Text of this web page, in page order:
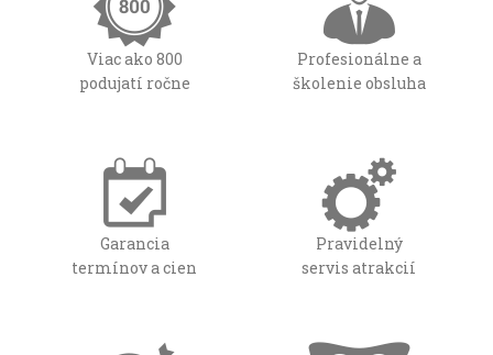
Viac ako 800
podujatí ročne
Profesionálne a
školenie obsluha
Garancia
termínov a cien
Pravidelný
servis atrakcií